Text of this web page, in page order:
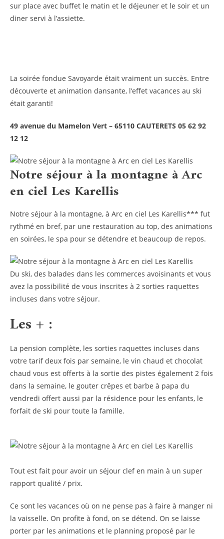
sur place avec buffet le matin et le déjeuner et le soir et un
diner servi à l’assiette.
La soirée fondue Savoyarde était vraiment un succès. Entre
découverte et animation dansante, l’effet vacances au ski
était garanti!
49 avenue du Mamelon Vert – 65110 CAUTERETS 05 62 92
12 12
Notre séjour à la montagne à Arc
en ciel Les Karellis
Notre séjour à la montagne, à Arc en ciel Les Karellis*** fut
rythmé en bref, par une restauration au top, des animations
en soirées, le spa pour se détendre et beaucoup de repos.
Du ski, des balades dans les commerces avoisinants et vous
avez la possibilité de vous inscrites à 2 sorties raquettes
incluses dans votre séjour.
Les + :
La pension complète, les sorties raquettes incluses dans
votre tarif deux fois par semaine, le vin chaud et chocolat
chaud vous est offerts à la sortie des pistes également 2 fois
dans la semaine, le gouter crêpes et barbe à papa du
vendredi offert aussi par la résidence pour les enfants, le
forfait de ski pour toute la famille.
Tout est fait pour avoir un séjour clef en main à un super
rapport qualité / prix.
Ce sont les vacances où on ne pense pas à faire à manger ni
la vaisselle. On profite à fond, on se détend. On se laisse
porter par les animations et le planning proposé par le